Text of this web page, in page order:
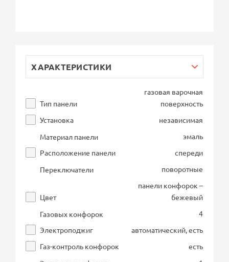
ХАРАКТЕРИСТИКИ
Тип панели
газовая варочная
поверхность
Установка
независимая
Материал панели
эмаль
Расположение панели
спереди
Переключатели
поворотные
Цвет
панели конфорок –
бежевый
Газовых конфорок
4
Электроподжиг
автоматический, есть
Газ-контроль конфорок
есть